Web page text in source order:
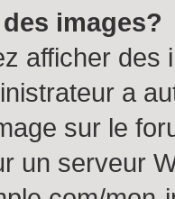
images?
afficher
a
sur le
un serveur